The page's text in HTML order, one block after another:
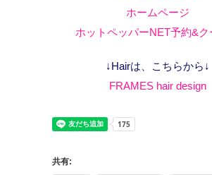
ホームページ
ホットペッパーNET予約&ク
↓Hairは、こちらから↓
FRAMES hair design
共有: